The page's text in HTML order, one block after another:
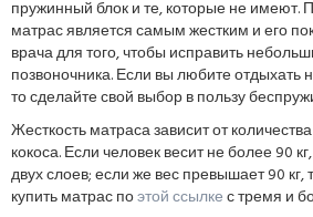
пружинный блок и те, которые не имеют.
матрас является самым жестким и его
врача для того, чтобы исправить
позвоночника. Если вы любите отдыхать
то сделайте свой выбор в пользу
Жесткость матраса зависит от
кокоса. Если человек весит не более 90
двух слоев; если же вес превышает 90 кг,
купить матрас поэтой ссылкес тремя и